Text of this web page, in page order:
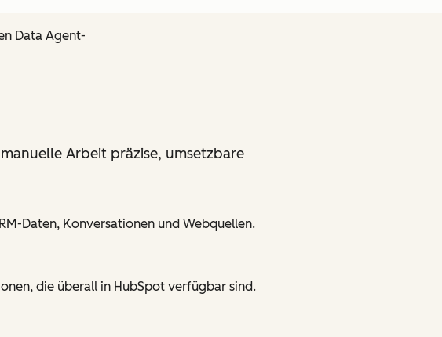
Data Agent-
Arbeit präzise, umsetzbare
Daten, Konversationen und Webquellen.
die überall in HubSpot verfügbar sind.